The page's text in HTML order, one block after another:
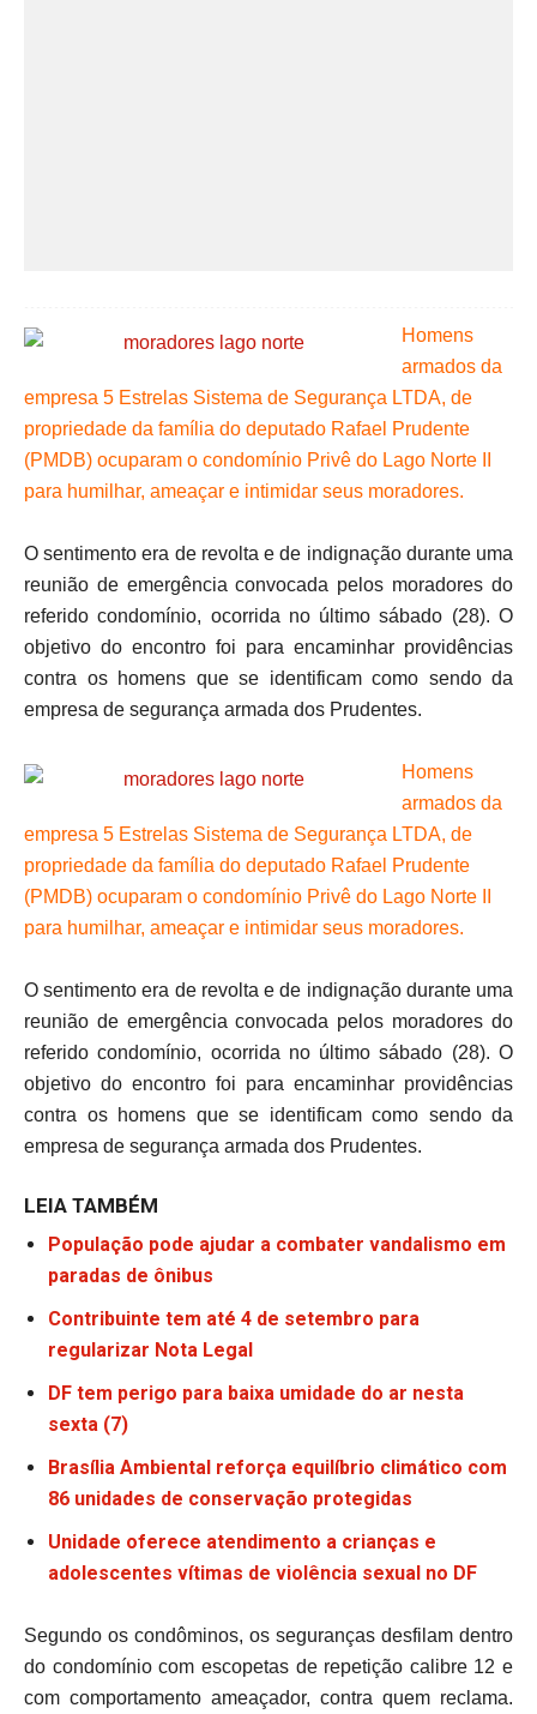
Homens
armados da
empresa 5 Estrelas Sistema de Segurança LTDA, de
propriedade da família do deputado Rafael Prudente
(PMDB) ocuparam o condomínio Privê do Lago Norte II
para humilhar, ameaçar e intimidar seus moradores.
O sentimento era de revolta e de indignação durante uma
reunião de emergência convocada pelos moradores do
referido condomínio, ocorrida no último sábado (28). O
objetivo do encontro foi para encaminhar providências
contra os homens que se identificam como sendo da
empresa de segurança armada dos Prudentes.
Homens
armados da
empresa 5 Estrelas Sistema de Segurança LTDA, de
propriedade da família do deputado Rafael Prudente
(PMDB) ocuparam o condomínio Privê do Lago Norte II
para humilhar, ameaçar e intimidar seus moradores.
O sentimento era de revolta e de indignação durante uma
reunião de emergência convocada pelos moradores do
referido condomínio, ocorrida no último sábado (28). O
objetivo do encontro foi para encaminhar providências
contra os homens que se identificam como sendo da
empresa de segurança armada dos Prudentes.
LEIA TAMBÉM
População pode ajudar a combater vandalismo em
paradas de ônibus
Contribuinte tem até 4 de setembro para
regularizar Nota Legal
DF tem perigo para baixa umidade do ar nesta
sexta (7)
Brasília Ambiental reforça equilíbrio climático com
86 unidades de conservação protegidas
Unidade oferece atendimento a crianças e
adolescentes vítimas de violência sexual no DF
Segundo os condôminos, os seguranças desfilam dentro
do condomínio com escopetas de repetição calibre 12 e
com comportamento ameaçador, contra quem reclama.